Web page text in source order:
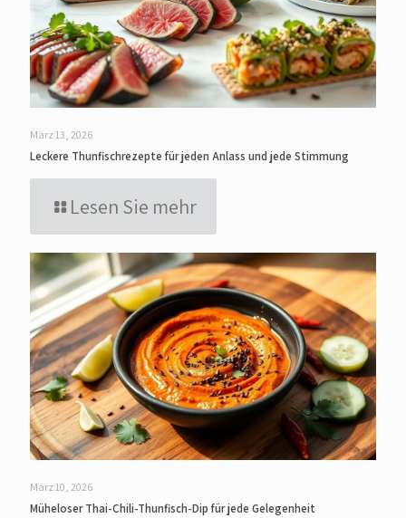
März 13, 2026
Leckere Thunfischrezepte für jeden Anlass und jede Stimmung
Lesen Sie mehr
März 10, 2026
Müheloser Thai-Chili-Thunfisch-Dip für jede Gelegenheit